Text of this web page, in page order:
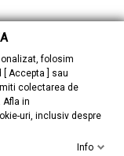
folosim
Accepta ] sau
colectarea de
in
uri, inclusiv despre
Info